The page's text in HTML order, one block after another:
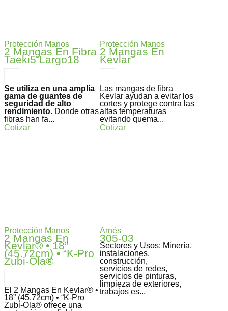
Protección Manos
2 Mangas En Fibra
Taeki5 Largo18
Se utiliza en una amplia
gama de guantes de
seguridad de alto
rendimiento. Donde otras
fibras han fa...
Cotizar
Protección Manos
2 Mangas En
Kevlar
Las mangas de fibra
Kevlar ayudan a evitar los
cortes y protege contra las
altas temperaturas
evitando quema...
Cotizar
Protección Manos
2 Mangas En
Kevlar® • 18”
(45.72cm) • “K-Pro
Zubi-Ola®
El 2 Mangas En Kevlar® •
18” (45.72cm) • “K-Pro
Zubi-Ola® ofrece una
Arnés
305-03
Sectores y Usos: Minería,
instalaciones,
construcción,
servicios de redes,
servicios de pinturas,
limpieza de exteriores,
trabajos es...